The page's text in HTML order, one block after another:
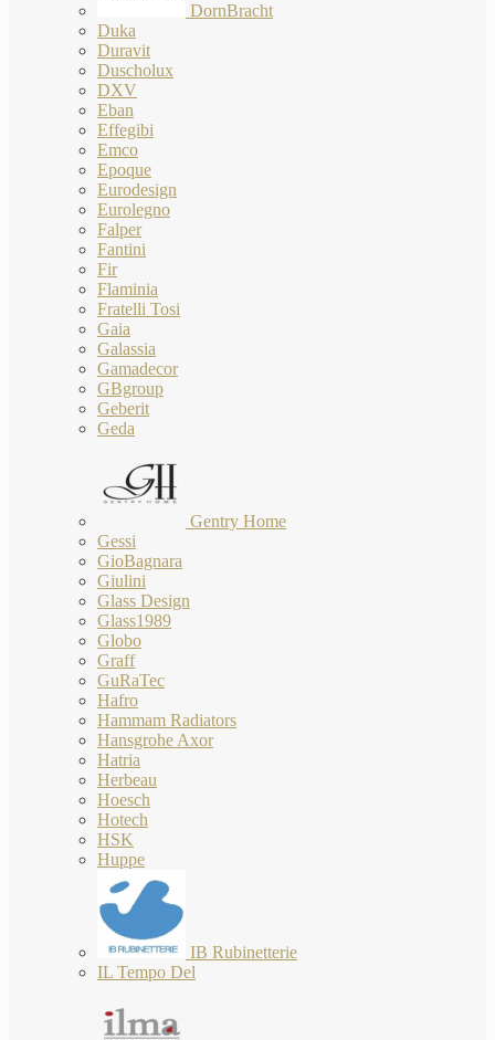
DornBracht
Duka
Duravit
Duscholux
DXV
Eban
Effegibi
Emco
Epoque
Eurodesign
Eurolegno
Falper
Fantini
Fir
Flaminia
Fratelli Tosi
Gaia
Galassia
Gamadecor
GBgroup
Geberit
Geda
Gentry Home
Gessi
GioBagnara
Giulini
Glass Design
Glass1989
Globo
Graff
GuRaTec
Hafro
Hammam Radiators
Hansgrohe Axor
Hatria
Herbeau
Hoesch
Hotech
HSK
Huppe
IB Rubinetterie
IL Tempo Del